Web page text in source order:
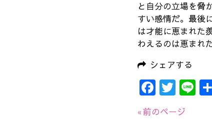
と自分の立場を脅
すい感情だ。最後
は才能に恵まれた
わえるのは恵まれ
シェアする
« 前のページ